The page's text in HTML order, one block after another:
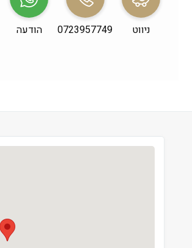
שלישי
רביעי
ניווט 0723957749 הודעה